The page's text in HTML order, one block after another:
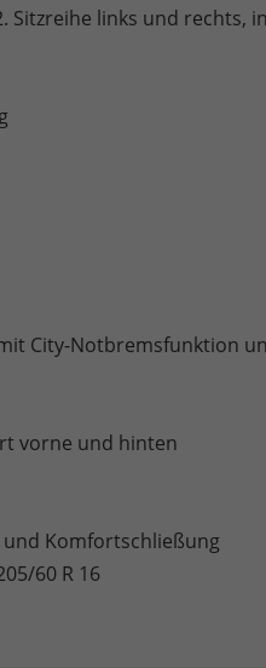
Sitzreihe links und rechts,
City-Notbremsfunktion
vorne und hinten
Komfortschließung
60 R 16